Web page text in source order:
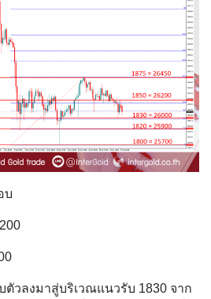
บ
วลงมาสู่บริเวณแนวรับ 1830 จาก